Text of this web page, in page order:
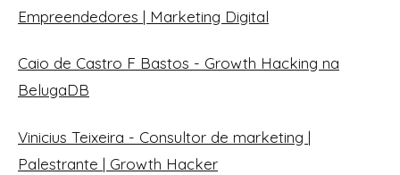
Empreendedores | Marketing Digital
Caio de Castro F Bastos - Growth Hacking na
BelugaDB
Vinicius Teixeira - Consultor de marketing |
Palestrante | Growth Hacker